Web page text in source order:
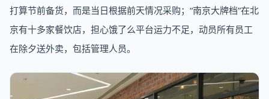
打算节前备货，而是当日根据前天情况采购；“南京大牌档”在北
京有十多家餐饮店，担心饿了么平台运力不足，动员所有员工
在除夕送外卖，包括管理人员。